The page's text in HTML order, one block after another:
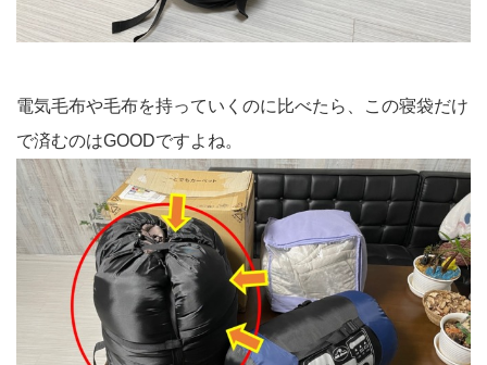
電気毛布や毛布を持っていくのに比べたら、この寝袋だけ
で済むのはGOODですよね。